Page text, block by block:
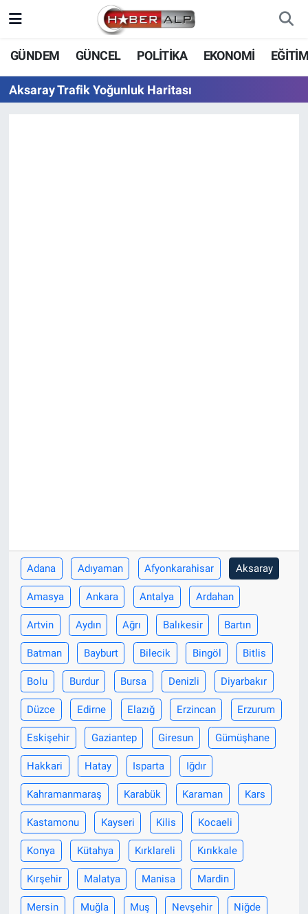
GÜNDEM GÜNCEL POLİTİKA EKONOMİ
Aksaray Trafik Yoğunluk Haritası
Adana Adıyaman Afyonkarahisar Aksaray
Amasya Ankara Antalya Ardahan
Artvin Aydın Ağrı Balıkesir Bartın
Batman Bayburt Bilecik Bingöl Bitlis
Bolu Burdur Bursa Denizli Diyarbakır
Düzce Edirne Elazığ Erzincan Erzurum
Eskişehir Gaziantep Giresun Gümüşhane
Hakkari Hatay Isparta Iğdır
Kahramanmaraş Karabük Karaman Kars
Kastamonu Kayseri Kilis Kocaeli
Konya Kütahya Kırklareli Kırıkkale
Kırşehir Malatya Manisa Mardin
Mersin Muğla Muş Nevşehir Niğde
Nöbetçi Eczaneler
Hava Durumu